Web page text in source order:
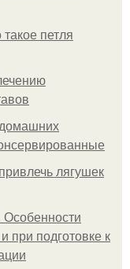
петля
лягушек
Особенности
при подготовке к